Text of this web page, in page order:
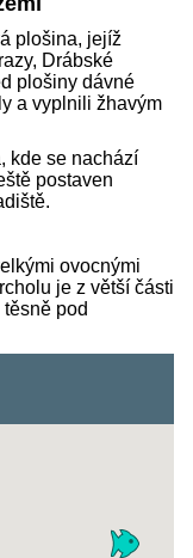
plošina, jejíž
Drábské
plošiny dávné
a vyplnili žhavým
kde se nachází
postaven
ovocnými
je z větší části
pod